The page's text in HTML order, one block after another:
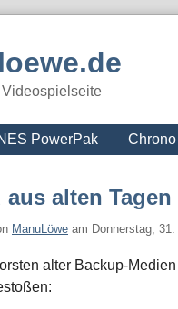
PowerPak
alten Tagen
ManuLöwe am Donnerstag,
alter Backup-